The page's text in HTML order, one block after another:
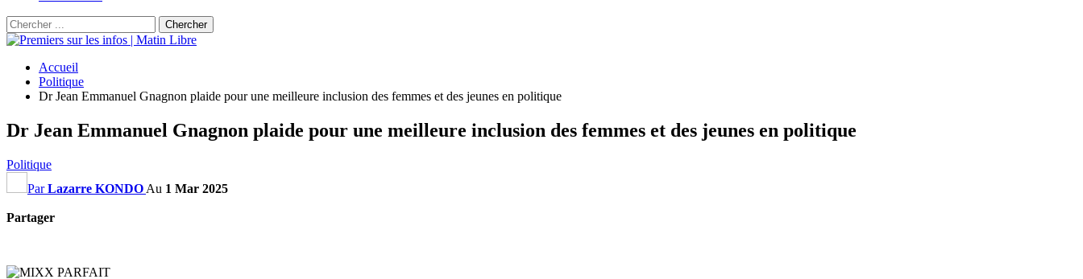
Accueil
Politique
Dr Jean Emmanuel Gnagnon plaide pour une meilleure inclusion des femmes et des jeunes en politique
Dr Jean Emmanuel Gnagnon plaide pour une meilleure inclusion des femmes et des jeunes en politique
Politique
ParLazarre KONDO Au 1 Mar 2025
Partager